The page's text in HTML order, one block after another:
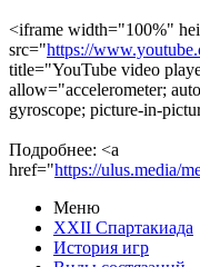
<iframe width="100%"
src="https://
title="YouTube video
allow="accelerometer;
gyroscope; picture-in-
Подробнее: <a
href="https://ulus.media/
Меню
XXII Спартакиада
История игр